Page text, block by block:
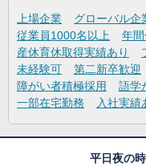
上場企業 グローバル企
従業員1000名以上
年
産休育休取得実績あり
未経験可
第二新卒歓迎
障がい者積極採用
語学
一部在宅勤務
入社実績
平日夜の